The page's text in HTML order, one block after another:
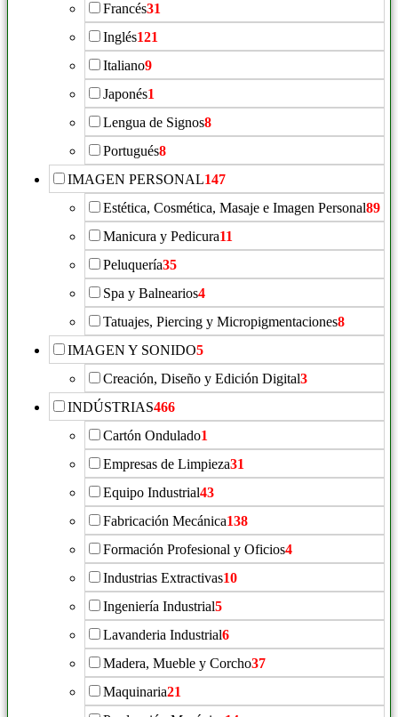
Francés31
Inglés121
Italiano9
Japonés1
Lengua de Signos8
Portugués8
IMAGEN PERSONAL147
Estética, Cosmética, Masaje e Imagen Personal89
Manicura y Pedicura11
Peluquería35
Spa y Balnearios4
Tatuajes, Piercing y Micropigmentaciones8
IMAGEN Y SONIDO5
Creación, Diseño y Edición Digital3
INDÚSTRIAS466
Cartón Ondulado1
Empresas de Limpieza31
Equipo Industrial43
Fabricación Mecánica138
Formación Profesional y Oficios4
Industrias Extractivas10
Ingeniería Industrial5
Lavanderia Industrial6
Madera, Mueble y Corcho37
Maquinaria21